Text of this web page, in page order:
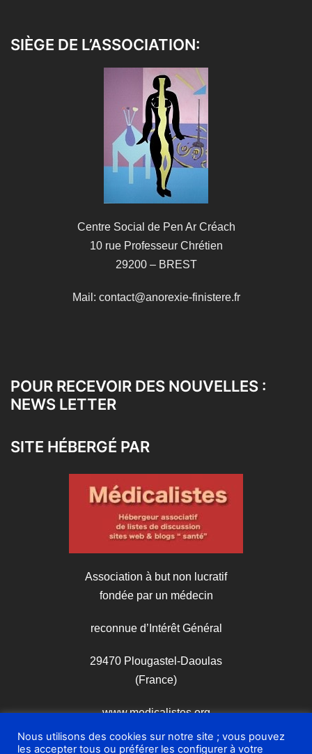
SIÈGE DE L’ASSOCIATION:
Centre Social de Pen Ar Créach
10 rue Professeur Chrétien
29200 – BREST
Mail: contact@anorexie-finistere.fr
POUR RECEVOIR DES NOUVELLES :
NEWS LETTER
SITE HÉBERGÉ PAR
Association à but non lucratif
fondée par un médecin
reconnue d’Intérêt Général
29470 Plougastel-Daoulas
(France)
www.medicalistes.org
Nous utilisons des cookies sur notre site ; vous pouvez
les accepter tous ou préférer les configurer à votre